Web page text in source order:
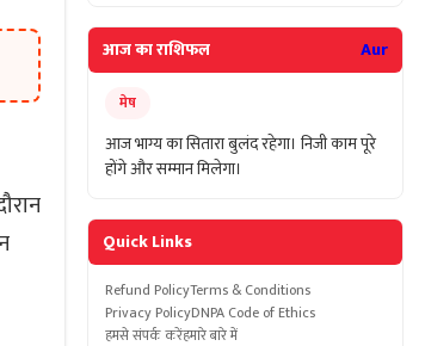
आज का राशिफल Aur
मेष
आज भाग्य का सितारा बुलंद रहेगा। निजी काम पूरे
होंगे और सम्मान मिलेगा।
Quick Links
Refund PolicyTerms & Conditions
Privacy PolicyDNPA Code of Ethics
हमसे संपर्क करेंहमारे बारे में